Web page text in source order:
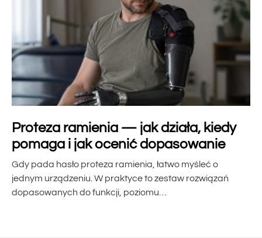
Proteza ramienia — jak działa, kiedy
pomaga i jak ocenić dopasowanie
Gdy pada hasło proteza ramienia, łatwo myśleć o
jednym urządzeniu. W praktyce to zestaw rozwiązań
dopasowanych do funkcji, poziomu…